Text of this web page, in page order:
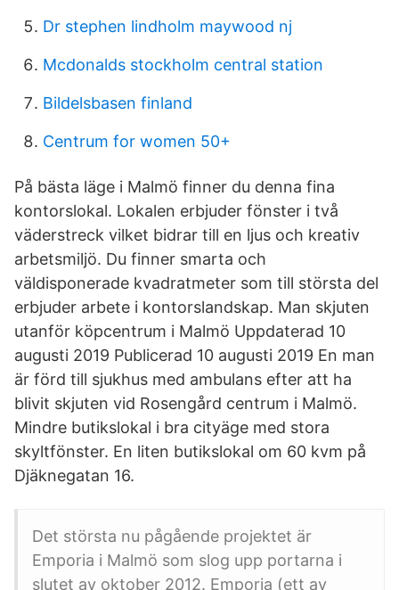
Dr stephen lindholm maywood nj
Mcdonalds stockholm central station
Bildelsbasen finland
Centrum for women 50+
På bästa läge i Malmö finner du denna fina
kontorslokal. Lokalen erbjuder fönster i två
väderstreck vilket bidrar till en ljus och kreativ
arbetsmiljö. Du finner smarta och
väldisponerade kvadratmeter som till största del
erbjuder arbete i kontorslandskap. Man skjuten
utanför köpcentrum i Malmö Uppdaterad 10
augusti 2019 Publicerad 10 augusti 2019 En man
är förd till sjukhus med ambulans efter att ha
blivit skjuten vid Rosengård centrum i Malmö.
Mindre butikslokal i bra cityäge med stora
skyltfönster. En liten butikslokal om 60 kvm på
Djäknegatan 16.
Det största nu pågående projektet är
Emporia i Malmö som slog upp portarna i
slutet av oktober 2012. Emporia (ett av